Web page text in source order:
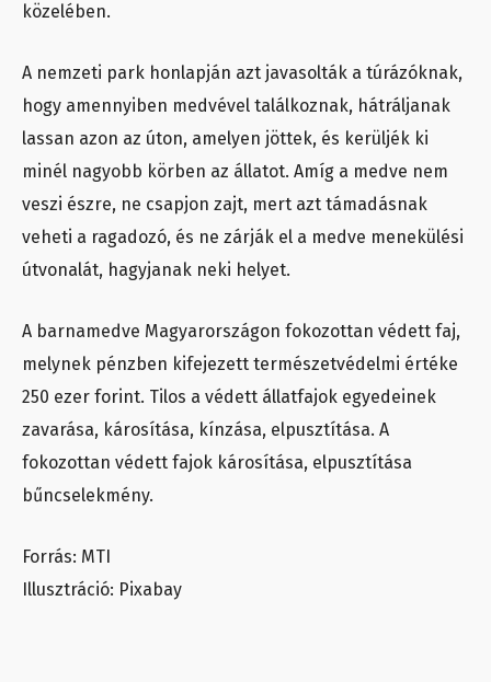
közelében.
A nemzeti park honlapján azt javasolták a túrázóknak,
hogy amennyiben medvével találkoznak, hátráljanak
lassan azon az úton, amelyen jöttek, és kerüljék ki
minél nagyobb körben az állatot. Amíg a medve nem
veszi észre, ne csapjon zajt, mert azt támadásnak
veheti a ragadozó, és ne zárják el a medve menekülési
útvonalát, hagyjanak neki helyet.
A barnamedve Magyarországon fokozottan védett faj,
melynek pénzben kifejezett természetvédelmi értéke
250 ezer forint. Tilos a védett állatfajok egyedeinek
zavarása, károsítása, kínzása, elpusztítása. A
fokozottan védett fajok károsítása, elpusztítása
bűncselekmény.
Forrás: MTI
Illusztráció: Pixabay